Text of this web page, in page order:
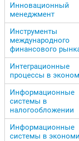
Инновационный
менеджмент
Инструменты
международного
финансового
Интеграционные
процессы в
Информационные
системы в
налогообложении
Информационные
системы в